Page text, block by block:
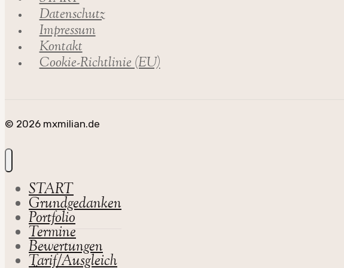
Datenschutz
Impressum
Kontakt
Cookie-Richtlinie (EU)
© 2026 mxmilian.de
START
Grundgedanken
Portfolio
Termine
Bewertungen
Tarif/Ausgleich